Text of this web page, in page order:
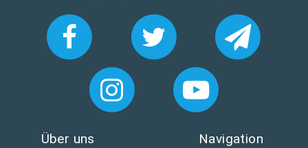
Über uns Navigation